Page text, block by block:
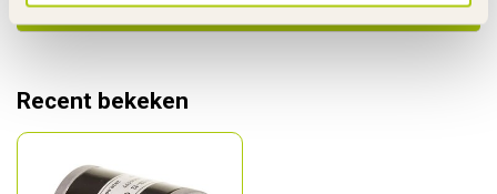
berichten
Recent bekeken